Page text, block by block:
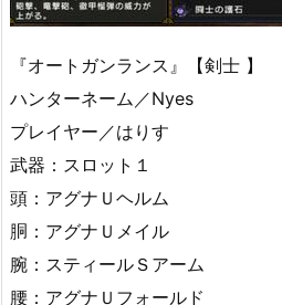
『オートガンランス』【剣士 】
ハンターネーム／Nyes
プレイヤー／はりす
武器：スロット１
頭：アグナＵヘルム
胴：アグナＵメイル
腕：スティールＳアーム
腰：アグナＵフォールド